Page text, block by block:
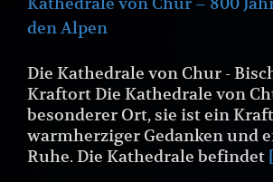
den Alpen
Die Kathedrale von Chur -
Kraftort Die Kathedrale von
besonderer Ort, sie ist ein
warmherziger Gedanken und
Ruhe. Die Kathedrale befindet